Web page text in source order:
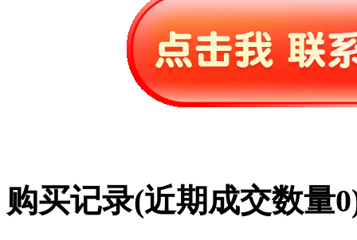
购买记录(近期成交数量0